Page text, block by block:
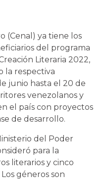
(Cenal) ya tiene los
del programa
Literaria 2022,
la respectiva
junio hasta el 20 de
venezolanos y
el país con proyectos
de desarrollo.
del Poder
para la
literarios y cinco
géneros son